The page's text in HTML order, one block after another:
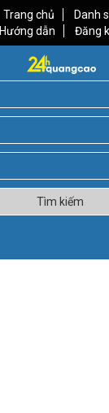
Trang chủ Danh
Hướng dẫn Đăng
Tìm kiếm